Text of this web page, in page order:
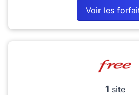
Voir les
1 site